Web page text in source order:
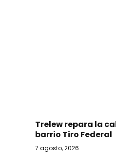
Trelew repara la
barrio Tiro Federal
7 agosto, 2026